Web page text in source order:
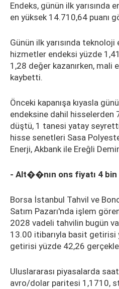
Endeks, günün ilk yarısında
en yüksek 14.710,64 puanı
Günün ilk yarısında
hizmetler endeksi yüzde
1,28 değer kazanırken, mali
kaybetti.
Önceki kapanışa kıyasla
endeksine dahil hisselerden
düştü, 1 tanesi yatay
hisse senetleri Sasa
Enerji, Akbank ile Ereğli
- Alt��nın ons fiyatı 4 bin
Borsa İstanbul Tahvil ve
Satım Pazarı'nda işlem
2028 vadeli tahvilin bugün
13.00 itibarıyla basit getirisi
getirisi yüzde 42,26
Uluslararası piyasalarda
avro/dolar paritesi 1,1710,